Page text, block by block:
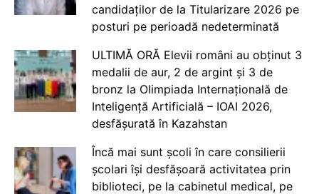
candidaților de la Titularizare 2026 pe
posturi pe perioadă nedeterminată
ULTIMĂ ORĂ Elevii români au obținut 3
medalii de aur, 2 de argint și 3 de
bronz la Olimpiada Internațională de
Inteligență Artificială – IOAI 2026,
desfășurată în Kazahstan
Încă mai sunt școli în care consilierii
școlari își desfășoară activitatea prin
biblioteci, pe la cabinetul medical, pe